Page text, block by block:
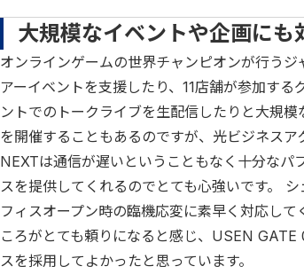
大規模なイベントや企画にも
オンラインゲームの世界チャンピオンが行うジ
アーイベントを支援したり、11店舗が参加する
ントでのトークライブを生配信したりと大規模
を開催することもあるのですが、光ビジネスア
NEXTは通信が遅いということもなく十分なパ
スを提供してくれるのでとても心強いです。 シ
フィスオープン時の臨機応変に素早く対応して
ころがとても頼りになると感じ、USEN GATE
スを採用してよかったと思っています。